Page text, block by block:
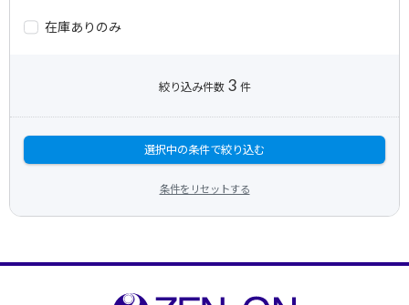
在庫ありのみ
絞り込み件数 3 件
選択中の条件で絞り込む
条件をリセットする